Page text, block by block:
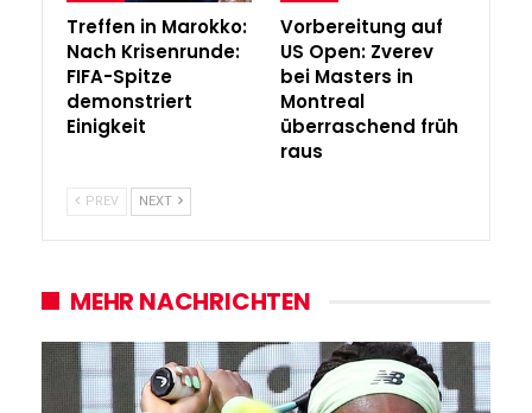
Treffen in Marokko:
Nach Krisenrunde:
FIFA-Spitze
demonstriert
Einigkeit
Vorbereitung auf
US Open: Zverev
bei Masters in
Montreal
überraschend früh
raus
PREV NEXT
MEHR NACHRICHTEN